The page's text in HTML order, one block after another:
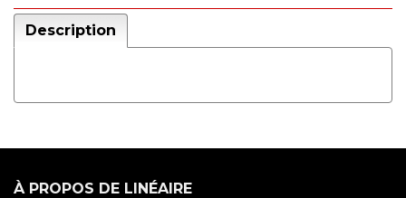
Description
À PROPOS DE LINÉAIRE